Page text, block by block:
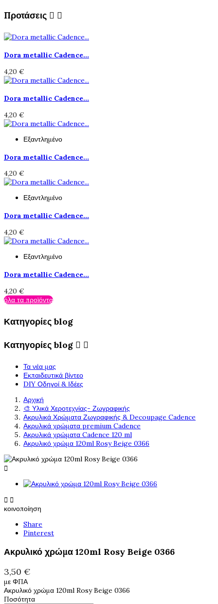
Προτάσεις  
Dora metallic Cadence...
4,20 €
Dora metallic Cadence...
4,20 €
Εξαντλημένο
Dora metallic Cadence...
4,20 €
Εξαντλημένο
Dora metallic Cadence...
4,20 €
Εξαντλημένο
Dora metallic Cadence...
4,20 €
όλα τα προϊόντα
Κατηγορίες blog
Κατηγορίες blog  
Τα νέα μας
Εκπαιδευτικά βίντεο
DIY Οδηγοί & Ιδέες
Αρχική
🎨 Υλικά Χεροτεχνίας- Ζωγραφικής
Ακρυλικά Χρώματα Ζωγραφικής & Decoupage Cadence
Ακρυλικά χρώματα premium Cadence
Ακρυλικά χρώματα Cadence 120 ml
Ακρυλικό χρώμα 120ml Rosy Beige 0366

 
κοινοποίηση
Share
Pinterest
Ακρυλικό χρώμα 120ml Rosy Beige 0366
3,50 €
με ΦΠΑ
Ακρυλικό χρώμα 120ml Rosy Beige 0366
Ποσότητα